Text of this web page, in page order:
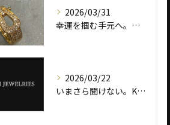
2026/03/31
幸運を掴む手元へ。ダイヤモンド ホースシューリング ― K18とプラチナ900で選ぶ、意味と輝き ―
2026/03/22
いまさら聞けない。K18とK24の違いとは？ ― ゴールドジュエリー選びで失敗しない基礎知識 ―